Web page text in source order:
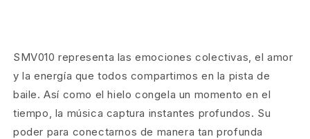
SMV010 representa las emociones colectivas, el amor
y la energía que todos compartimos en la pista de
baile. Así como el hielo congela un momento en el
tiempo, la música captura instantes profundos. Su
poder para conectarnos de manera tan profunda